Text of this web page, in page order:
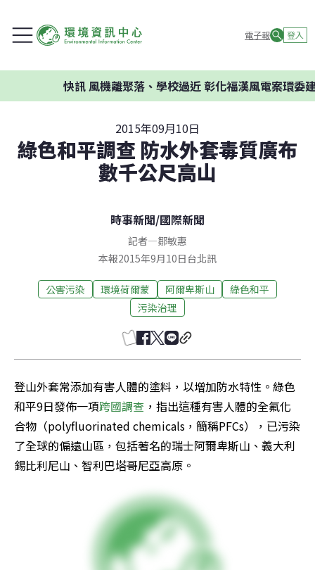
電子報 登入
快訊風機離聚落、學校過近 彰化福漢風電案環委建議
2015年09月10日
綠色和平調查 防水外套毒質廣布
數千公尺高山
時事新聞/國際新聞
記者—鄒敏惠
本報2015年9月10日台北訊
公害污染 環境荷爾蒙 阿爾卑斯山
綠色和平
污染治理
登山外套常添加有害人體的塗料，以增加防水特性。綠色
和平9日發佈一項跨國調查 ，指出這種有害人體的全氟化
合物（polyfluorinated chemicals，簡稱PFCs），已污染
了全球的偏遠山區，包括著名的瑞士阿爾卑斯山、義大利
錫比利尼山、智利巴塔哥尼亞高原。